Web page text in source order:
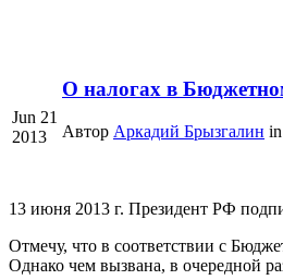
Jun 21
2013
О налогах в
Автор Аркадий Брызгалин in
13 июня 2013 г. Президент РФ
Отмечу, что в соответствии с
Однако чем вызвана, в очередной